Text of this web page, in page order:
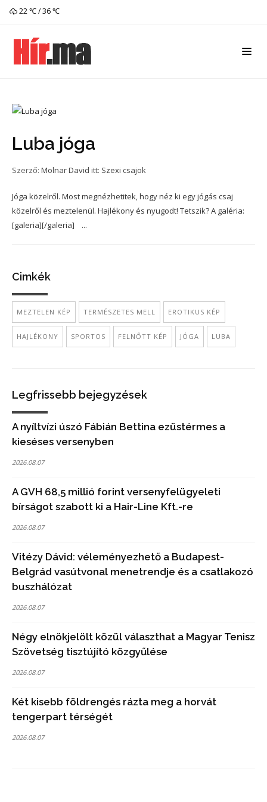
22 ℃ / 36 ℃
Luba jóga
Szerző: Molnar David itt: Szexi csajok
Jóga közelről. Most megnézhetitek, hogy néz ki egy jógás csaj
közelről és meztelenül. Hajlékony és nyugodt! Tetszik? A galéria:
[galeria][/galeria] ...
Cimkék
MEZTELEN KÉP TERMÉSZETES MELL EROTIKUS KÉP
HAJLÉKONY SPORTOS FELNŐTT KÉP JÓGA LUBA
Legfrissebb bejegyzések
A nyíltvízi úszó Fábián Bettina ezüstérmes a
kieséses versenyben
2026.08.07
A GVH 68,5 millió forint versenyfelügyeleti
bírságot szabott ki a Hair-Line Kft.-re
2026.08.07
Vitézy Dávid: véleményezhető a Budapest-
Belgrád vasútvonal menetrendje és a csatlakozó
buszhálózat
2026.08.07
Négy elnökjelölt közül választhat a Magyar Tenisz
Szövetség tisztújító közgyűlése
2026.08.07
Két kisebb földrengés rázta meg a horvát
tengerpart térségét
2026.08.07